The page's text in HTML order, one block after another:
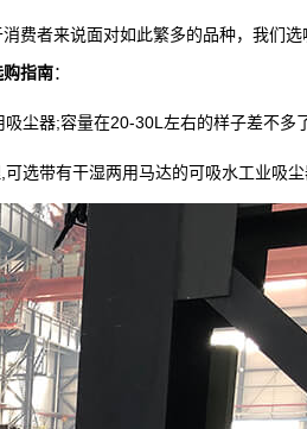
费者来说面对如此繁多的品种，我们
指南：
尘器;容量在20-30L左右的样子差不多
选带有干湿两用马达的可吸水工业吸尘